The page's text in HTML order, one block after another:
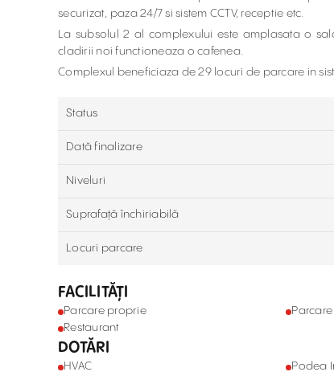
securizat, paza 24/7 si sistem CCTV, receptie etc.
La subsolul 2 al complexului este amplasata o
cladirii noi functioneaza o cafenea.
Complexul beneficiaza de 29 locuri de parcare in
Status
Dată finalizare
Niveluri
Suprafață închiriabilă
Locuri parcare
FACILITĂȚI
Parcare proprie
Restaurant
DOTĂRI
HVAC Podea